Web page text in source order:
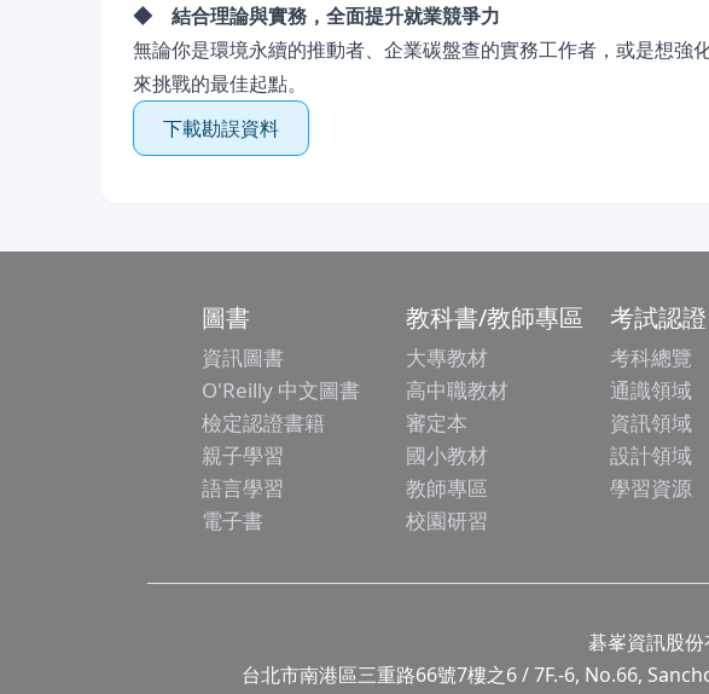
◆ 結合理論與實務，全面提升就業競爭力
無論你是環境永續的推動者、企業碳盤查的實務工作者，或是想強
來挑戰的最佳起點。
下載勘誤資料
圖書
資訊圖書
O'Reilly 中文圖書
檢定認證書籍
親子學習
語言學習
電子書
教科書/教師專區
大專教材
高中職教材
審定本
國小教材
教師專區
校園研習
考試認證
考科總覽
通識領域
資訊領域
設計領域
學習資源
碁峯資訊股
台北市南港區三重路66號7樓之6 / 7F.-6, No.66,